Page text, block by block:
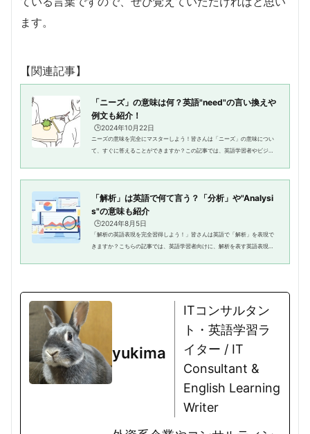
ます。
【関連記事】
「ニーズ」の意味は何？英語"need"の言い換えや
例文も紹介！
🕒️2024年10月22日
ニーズの意味を完全にマスターしよう！皆さんは「ニーズ」の意味につい
て、すぐに答えることができますか？この記事では、英語学習者やビジネ
「解析」は英語で何て言う？「分析」や"Analysi
s"の意味も紹介
🕒️2024年8月5日
「解析の英語表現を完全習得しよう！」皆さんは英語で「解析」を表現で
きますか？こちらの記事では、英語学習者向けに、解析を表す英語表現の
yukima
ITコンサルタン
ト・英語学習ラ
イター / IT
Consultant &
English Learning
Writer